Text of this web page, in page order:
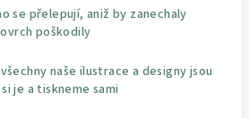
se přelepují, aniž by zanechaly
poškodily
všechny naše ilustrace a designy jsou
je a tiskneme sami